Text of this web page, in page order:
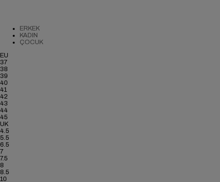
ERKEK
KADIN
ÇOCUK
EU
37
38
39
40
41
42
43
44
45
UK
4.5
5.5
6.5
7
7.5
8
8.5
10